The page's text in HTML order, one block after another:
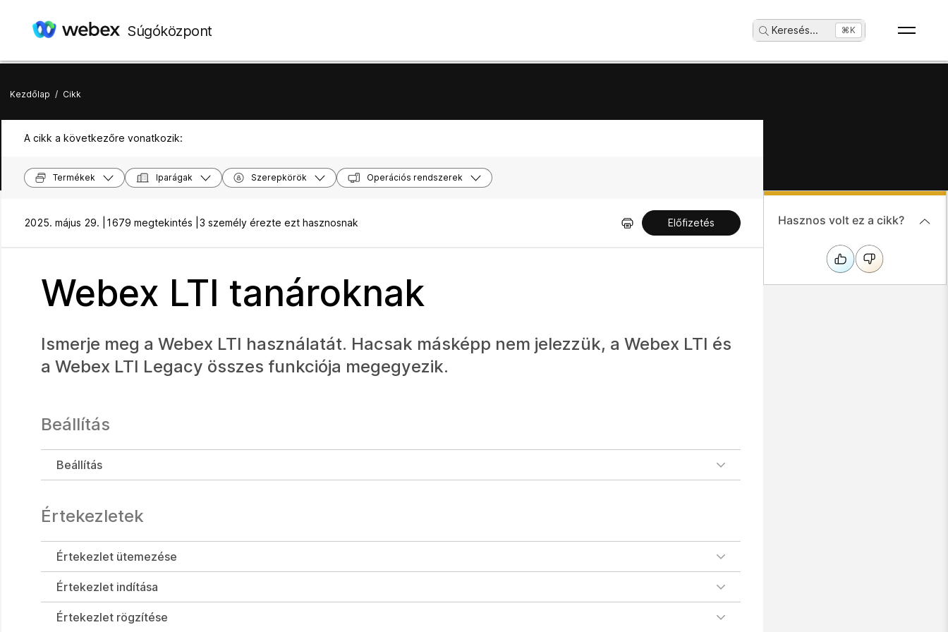
Súgóközpont Keresés... ⌘K
Kezdőlap / Cikk
A cikk a következőre vonatkozik:
Termékek Iparágak Szerepkörök Operációs rendszerek
2025. május 29. | 1679 megtekintés | 3 személy érezte ezt hasznosnak Előfizetés
Webex LTI tanároknak
Ismerje meg a Webex LTI használatát. Hacsak másképp nem jelezzük, a Webex LTI és
a Webex LTI Legacy összes funkciója megegyezik.
Beállítás
Beállítás
Értekezletek
Értekezlet ütemezése
Értekezlet indítása
Értekezlet rögzítése
Hasznos volt ez a cikk?